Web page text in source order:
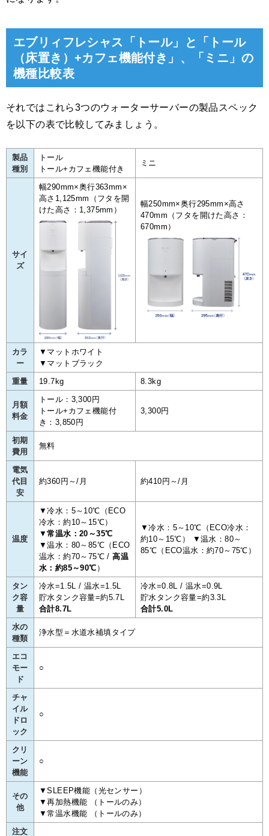
エブリィフレシャス「トール」と「トール
（床置き）+カフェ機能付き」、「ミニ」の
機種比較表
それではこれら3つのウォーターサーバーの製品スペック
を以下の表で比較してみましょう。
製品
種別
トール
トール+カフェ機能付き
ミニ
サイ
ズ
幅290mm×奥行363mm×
高さ1,125mm（フタを開
けた高さ：1,375mm）
幅250mm×奥行295mm×高さ
470mm（フタを開けた高さ：
670mm）
カラ
ー
▼マットホワイト
▼マットブラック
重量
19.7kg 8.3kg
月額
料金
トール：3,300円
トール+カフェ機能付
き：3,850円
3,300円
初期
費用
無料
電気
代目
安
約360円～/月 約410円～/月
温度
▼冷水：5～10℃（ECO
冷水：約10～15℃）
▼常温水：20～35℃
▼温水：80～85℃（ECO
温水：約70～75℃ /高温
水：約85～90℃ ）
▼冷水：5～10℃（ECO冷水：
約10～15℃） ▼温水：80～
85℃（ECO温水：約70～75℃）
タン
ク容
量
冷水=1.5L / 温水=1.5L
貯水タンク容量=約5.7L
合計8.7L
冷水=0.8L / 温水=0.9L
貯水タンク容量=約3.3L
合計5.0L
水の
種類
浄水型＝水道水補填タイプ
エコ
モー
ド
○
チャ
イル
ドロ
ック
○
クリ
ーン
機能
○
その
他
▼SLEEP機能（光センサー）
▼再加熱機能 （トールのみ）
▼常温水機能 （トールのみ）
注文